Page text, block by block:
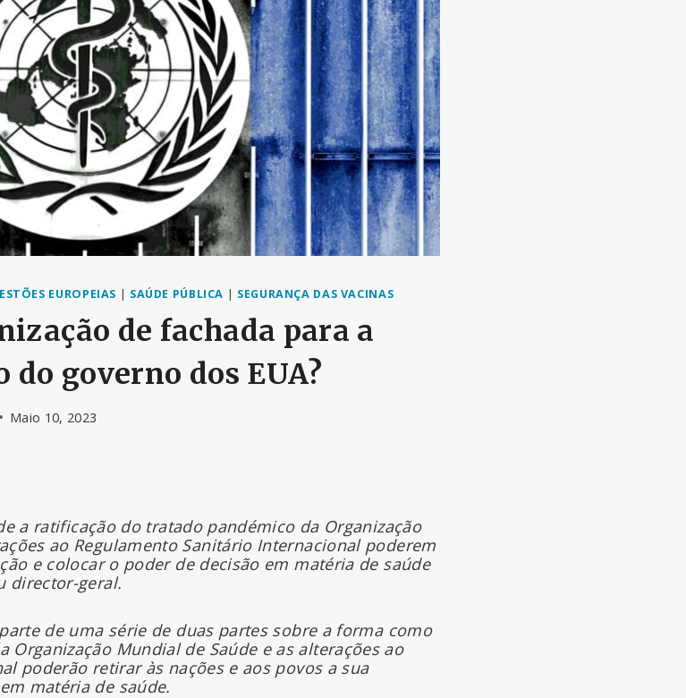
EUROPEIAS | SAÚDE PÚBLICA | SEGURANÇA DAS VACINAS
de fachada para a
governo dos EUA?
Maio 10, 2023
a ratificação do tratado pandémico da Organização
ao Regulamento Sanitário Internacional poderem
e colocar o poder de decisão em matéria de saúde
director-geral.
de uma série de duas partes sobre a forma como
Mundial de Saúde e as alterações ao
poderão retirar às nações e aos povos a sua
matéria de saúde.